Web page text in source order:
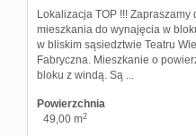
Lokalizacja TOP !!!
mieszkania do wynajęcia w
w bliskim sąsiedztwie Teatru
Fabryczna. Mieszkanie o
bloku z windą. Są ...
Powierzchnia
49,00 m2